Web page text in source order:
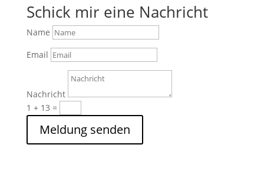
Schick mir eine Nachricht
Name
Email
Nachricht
1 + 13 =
Meldung senden